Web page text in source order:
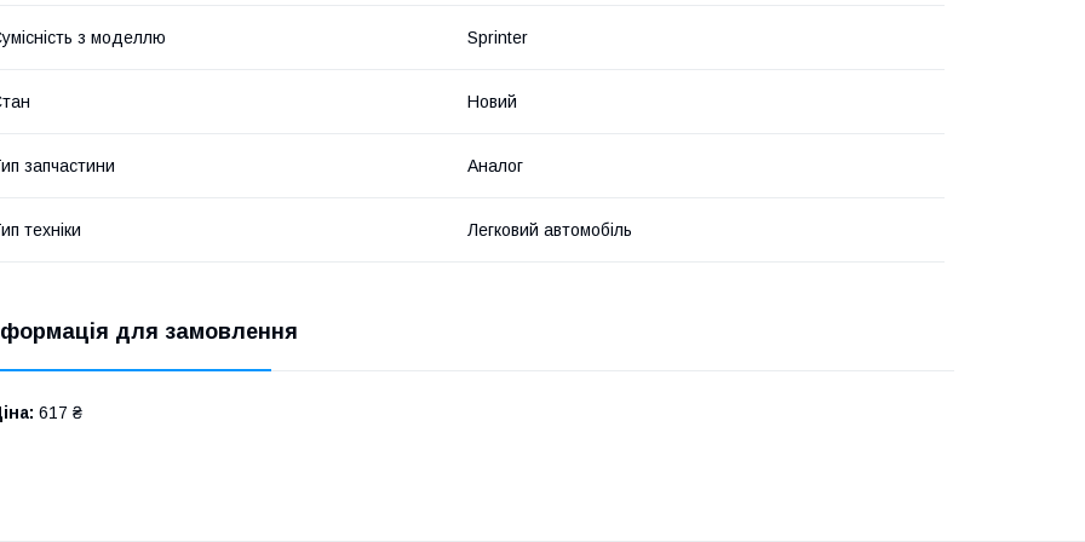
з моделлю Sprinter
Новий
запчастини Аналог
техніки Легковий автомобіль
для замовлення
617 ₴